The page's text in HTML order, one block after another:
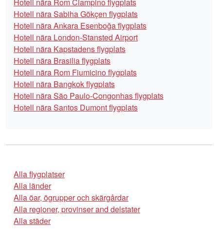
Hotell nära Rom Ciampino flygplats
Hotell nära Sabiha Gökçen flygplats
Hotell nära Ankara Esenboğa flygplats
Hotell nära London-Stansted Airport
Hotell nära Kapstadens flygplats
Hotell nära Brasilia flygplats
Hotell nära Rom Fiumicino flygplats
Hotell nära Bangkok flygplats
Hotell nära São Paulo-Congonhas flygplats
Hotell nära Santos Dumont flygplats
Alla flygplatser
Alla länder
Alla öar, ögrupper och skärgårdar
Alla regioner, provinser and delstater
Alla städer